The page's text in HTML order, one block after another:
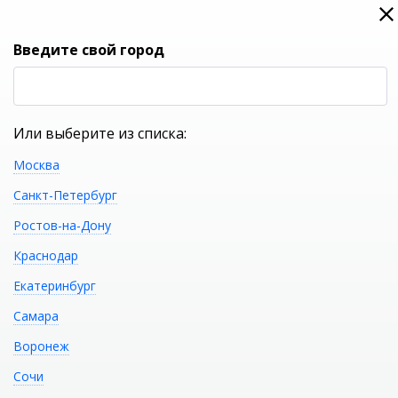
0
Акриловая
отдельностоящая ванна ABBER
Введите свой город
Или выберите из списка:
Москва
Санкт-Петербург
Ростов-на-Дону
Краснодар
Екатеринбург
Самара
Воронеж
Сочи